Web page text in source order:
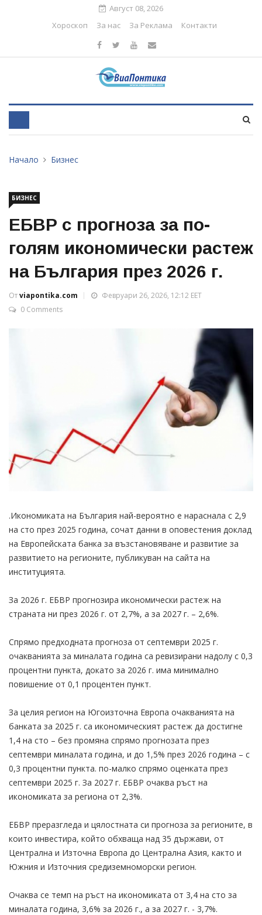
Август 08, 2026
Хороскоп
За нас За Реклама Контакти
Начало Бизнес
БИЗНЕС
ЕБВР с прогноза за по-
голям икономически растеж
на България през 2026 г.
Отviapontika.com
Февруари 26, 2026, 12:12 EET
0 Comments
.Икономиката на България най-вероятно е нараснала с 2,9
на сто през 2025 година, сочат данни в оповестения доклад
на Европейската банка за възстановяване и развитие за
развитиетo на регионите, публикуван на сайта на
институцията.
За 2026 г. ЕБВР прогнозира икономически растеж на
страната ни през 2026 г. от 2,7%, а за 2027 г. – 2,6%.
Спрямо предходната прогноза от септември 2025 г.
очакванията за миналата година са ревизирани надолу с 0,3
процентни пункта, докато за 2026 г. има минимално
повишение от 0,1 процентен пункт.
За целия регион на Югоизточна Европа очакванията на
банката за 2025 г. са икономическият растеж да достигне
1,4 на сто – без промяна спрямо прогнозата през
септември миналата година, и до 1,5% през 2026 година – с
0,3 процентни пункта. по-малко спрямо оценката през
септември 2025 г. За 2027 г. ЕБВР очаква ръст на
икономиката за региона от 2,3%.
ЕБВР преразгледа и цялостната си прогноза за регионите, в
които инвестира, който обхваща над 35 държави, от
Централна и Източна Европа до Централна Азия, както и
Южния и Източния средиземноморски регион.
Очаква се темп на ръст на икономиката от 3,4 на сто за
миналата година, 3,6% за 2026 г., а за 2027 г. - 3,7%.